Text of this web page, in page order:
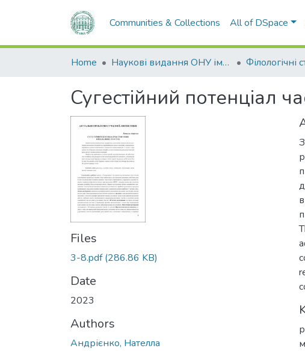
Communities & Collections All of DSpace
Home Наукові видання ОНУ імені І. І. Мечникова Філологічні
Сугестійний потенціал
Files
3-8.pdf(286.86 KB)
Date
2023
Authors
Андрієнко, Нателла